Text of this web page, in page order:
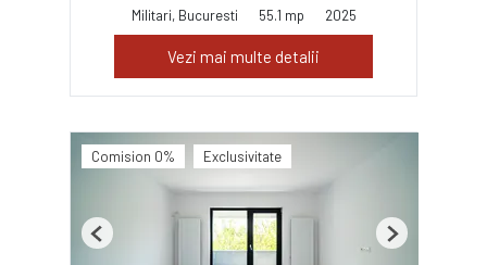
Militari, Bucuresti
55.1 mp 2025
Vezi mai multe detalii
Comision 0% Exclusivitate
Previous Next